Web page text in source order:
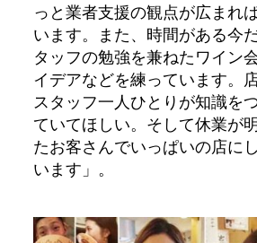
っと業者支援の観点が広まれ
います。また、時間がある今
タッフの勉強を兼ねたワイン
イデアなどを練っています。
スタッフ一人ひとりが知識を
ていてほしい。そして休業が
たお客さんでいっぱいの店に
います」。